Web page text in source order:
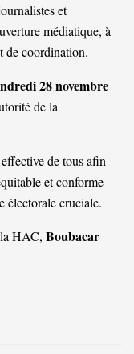
et
médiatique, à
de coordination.
28 novembre
de la
de tous afin
et conforme
électorale cruciale.
HAC, Boubacar